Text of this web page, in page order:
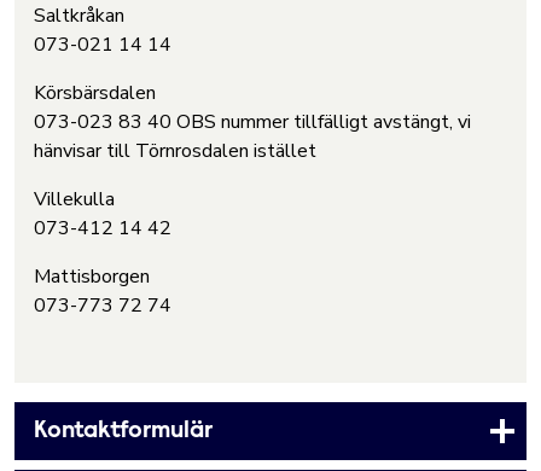
Saltkråkan
073-021 14 14
Körsbärsdalen
073-023 83 40 OBS nummer tillfälligt avstängt, vi
hänvisar till Törnrosdalen istället
Villekulla
073-412 14 42
Mattisborgen
073-773 72 74
Kontaktformulär